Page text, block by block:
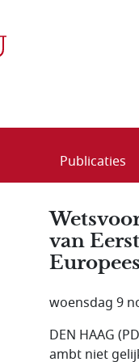
Publicaties
van
woensdag 9
DEN HAAG
ambt niet